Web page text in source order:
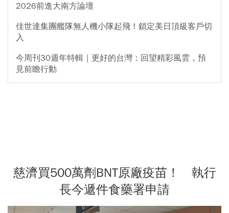
2026前進大南方論壇
佳世達集團艦隊無人機小隊起飛！鎖定美日頂級客戶切
入
今周刊30週年特輯｜更好的台灣：回望精彩風雲，預
見前瞻行動
慈濟買500萬劑BNT原廠疫苗！ 執行
長今遞件食藥署申請